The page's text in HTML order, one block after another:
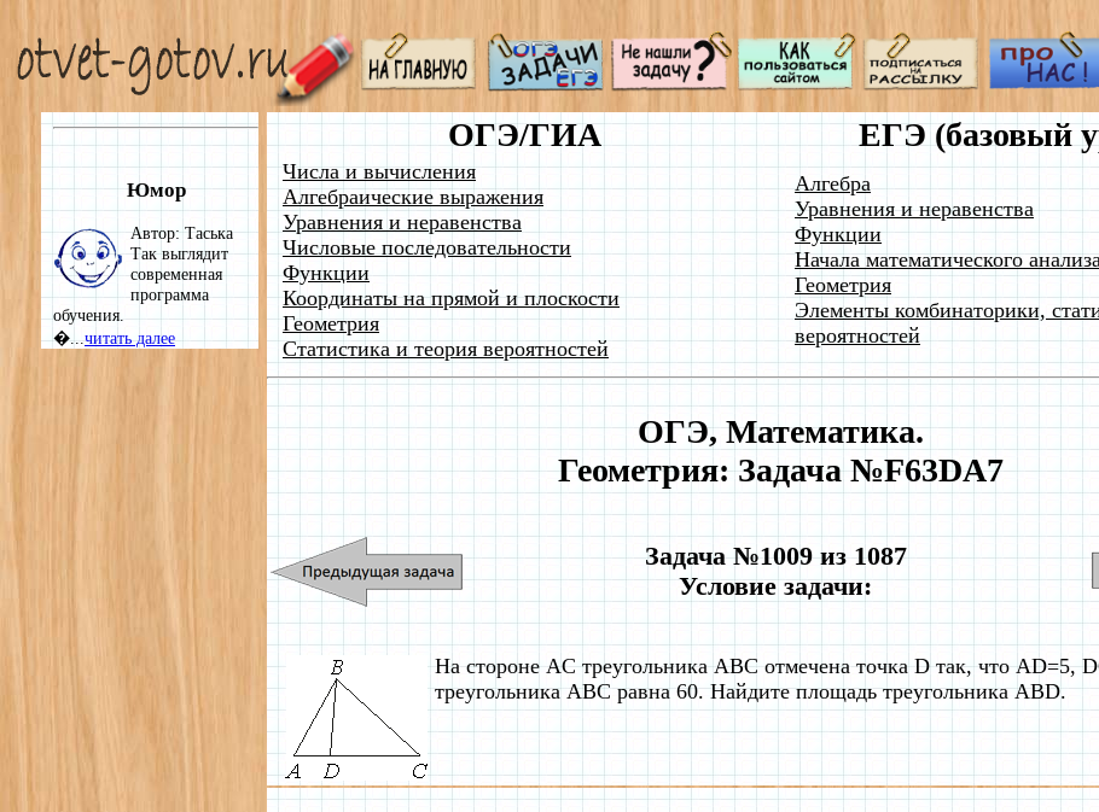
Юмор
Автор: Таська
Так выглядит
современная
программа
обучения.
�...читать далее
ОГЭ/ГИА ЕГЭ (базовый
Числа и вычисления
Алгебраические выражения
Уравнения и неравенства
Числовые последовательности
Функции
Координаты на прямой и плоскости
Геометрия
Статистика и теория вероятностей
Алгебра
Уравнения и неравенства
Функции
Начала математического
Геометрия
Элементы комбинаторики,
вероятностей
ОГЭ, Математика.
Геометрия: Задача №F63DA7
Задача №1009 из 1087
Условие задачи:
На стороне AC треугольника ABC отмечена точка D так, что AD=5,
треугольника ABC равна 60. Найдите площадь треугольника ABD.